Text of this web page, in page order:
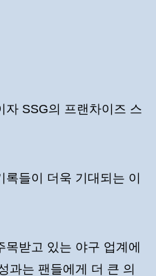
자 SSG의 프랜차이즈 스
록들이 더욱 기대되는 이
목받고 있는 야구 업계에
과는 팬들에게 더 큰 의